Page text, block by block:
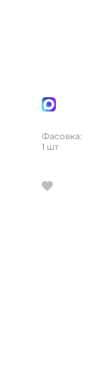
Фасовка:
1 шт